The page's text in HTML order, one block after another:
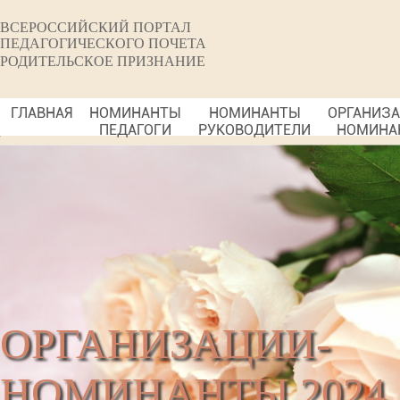
ВСЕРОССИЙСКИЙ ПОРТАЛ
ПЕДАГОГИЧЕСКОГО ПОЧЕТА
РОДИТЕЛЬСКОЕ ПРИЗНАНИЕ
ГЛАВНАЯ
НОМИНАНТЫ
ПЕДАГОГИ
НОМИНАНТЫ
РУКОВОДИТЕЛИ
ОРГАНИЗАЦИИ-